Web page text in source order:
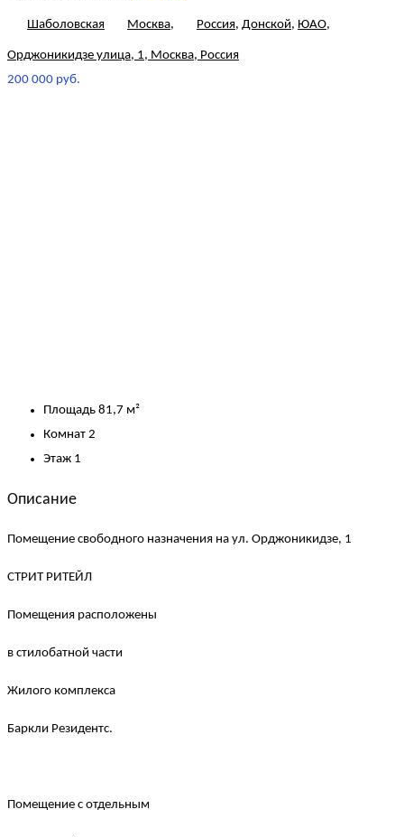
Шаболовская Москва, Россия, Донской, ЮАО,
Орджоникидзе улица, 1, Москва, Россия
200 000 руб.
Площадь 81,7 м²
Комнат 2
Этаж 1
Описание
Помещение свободного назначения на ул. Орджоникидзе, 1
СТРИТ РИТЕЙЛ
Помещения расположены
в стилобатной части
Жилого комплекса
Баркли Резидентс.
Помещение с отдельным